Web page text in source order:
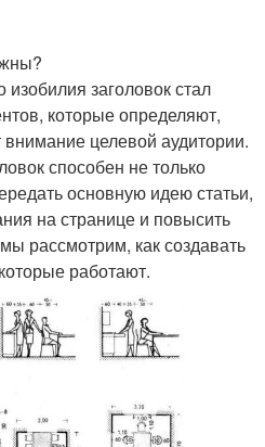
заголовок стал
которые определяют,
целевой аудитории.
способен не только
основную идею статьи,
на странице и повысить
рассмотрим, как создавать
работают.